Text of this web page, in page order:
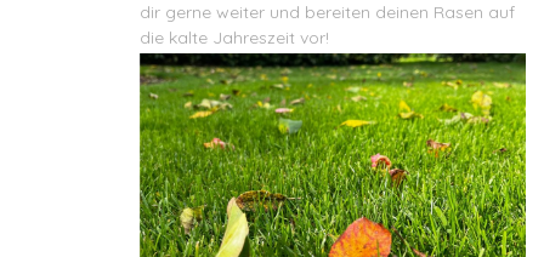
dir gerne weiter und bereiten deinen Rasen auf
die kalte Jahreszeit vor!